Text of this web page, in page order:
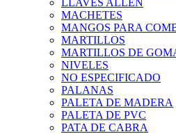
LLAVES ALLEN
MACHETES
MANGOS PARA
MARTILLOS
MARTILLOS DE
NIVELES
NO ESPECIFICADO
PALANAS
PALETA DE MADERA
PALETA DE PVC
PATA DE CABRA